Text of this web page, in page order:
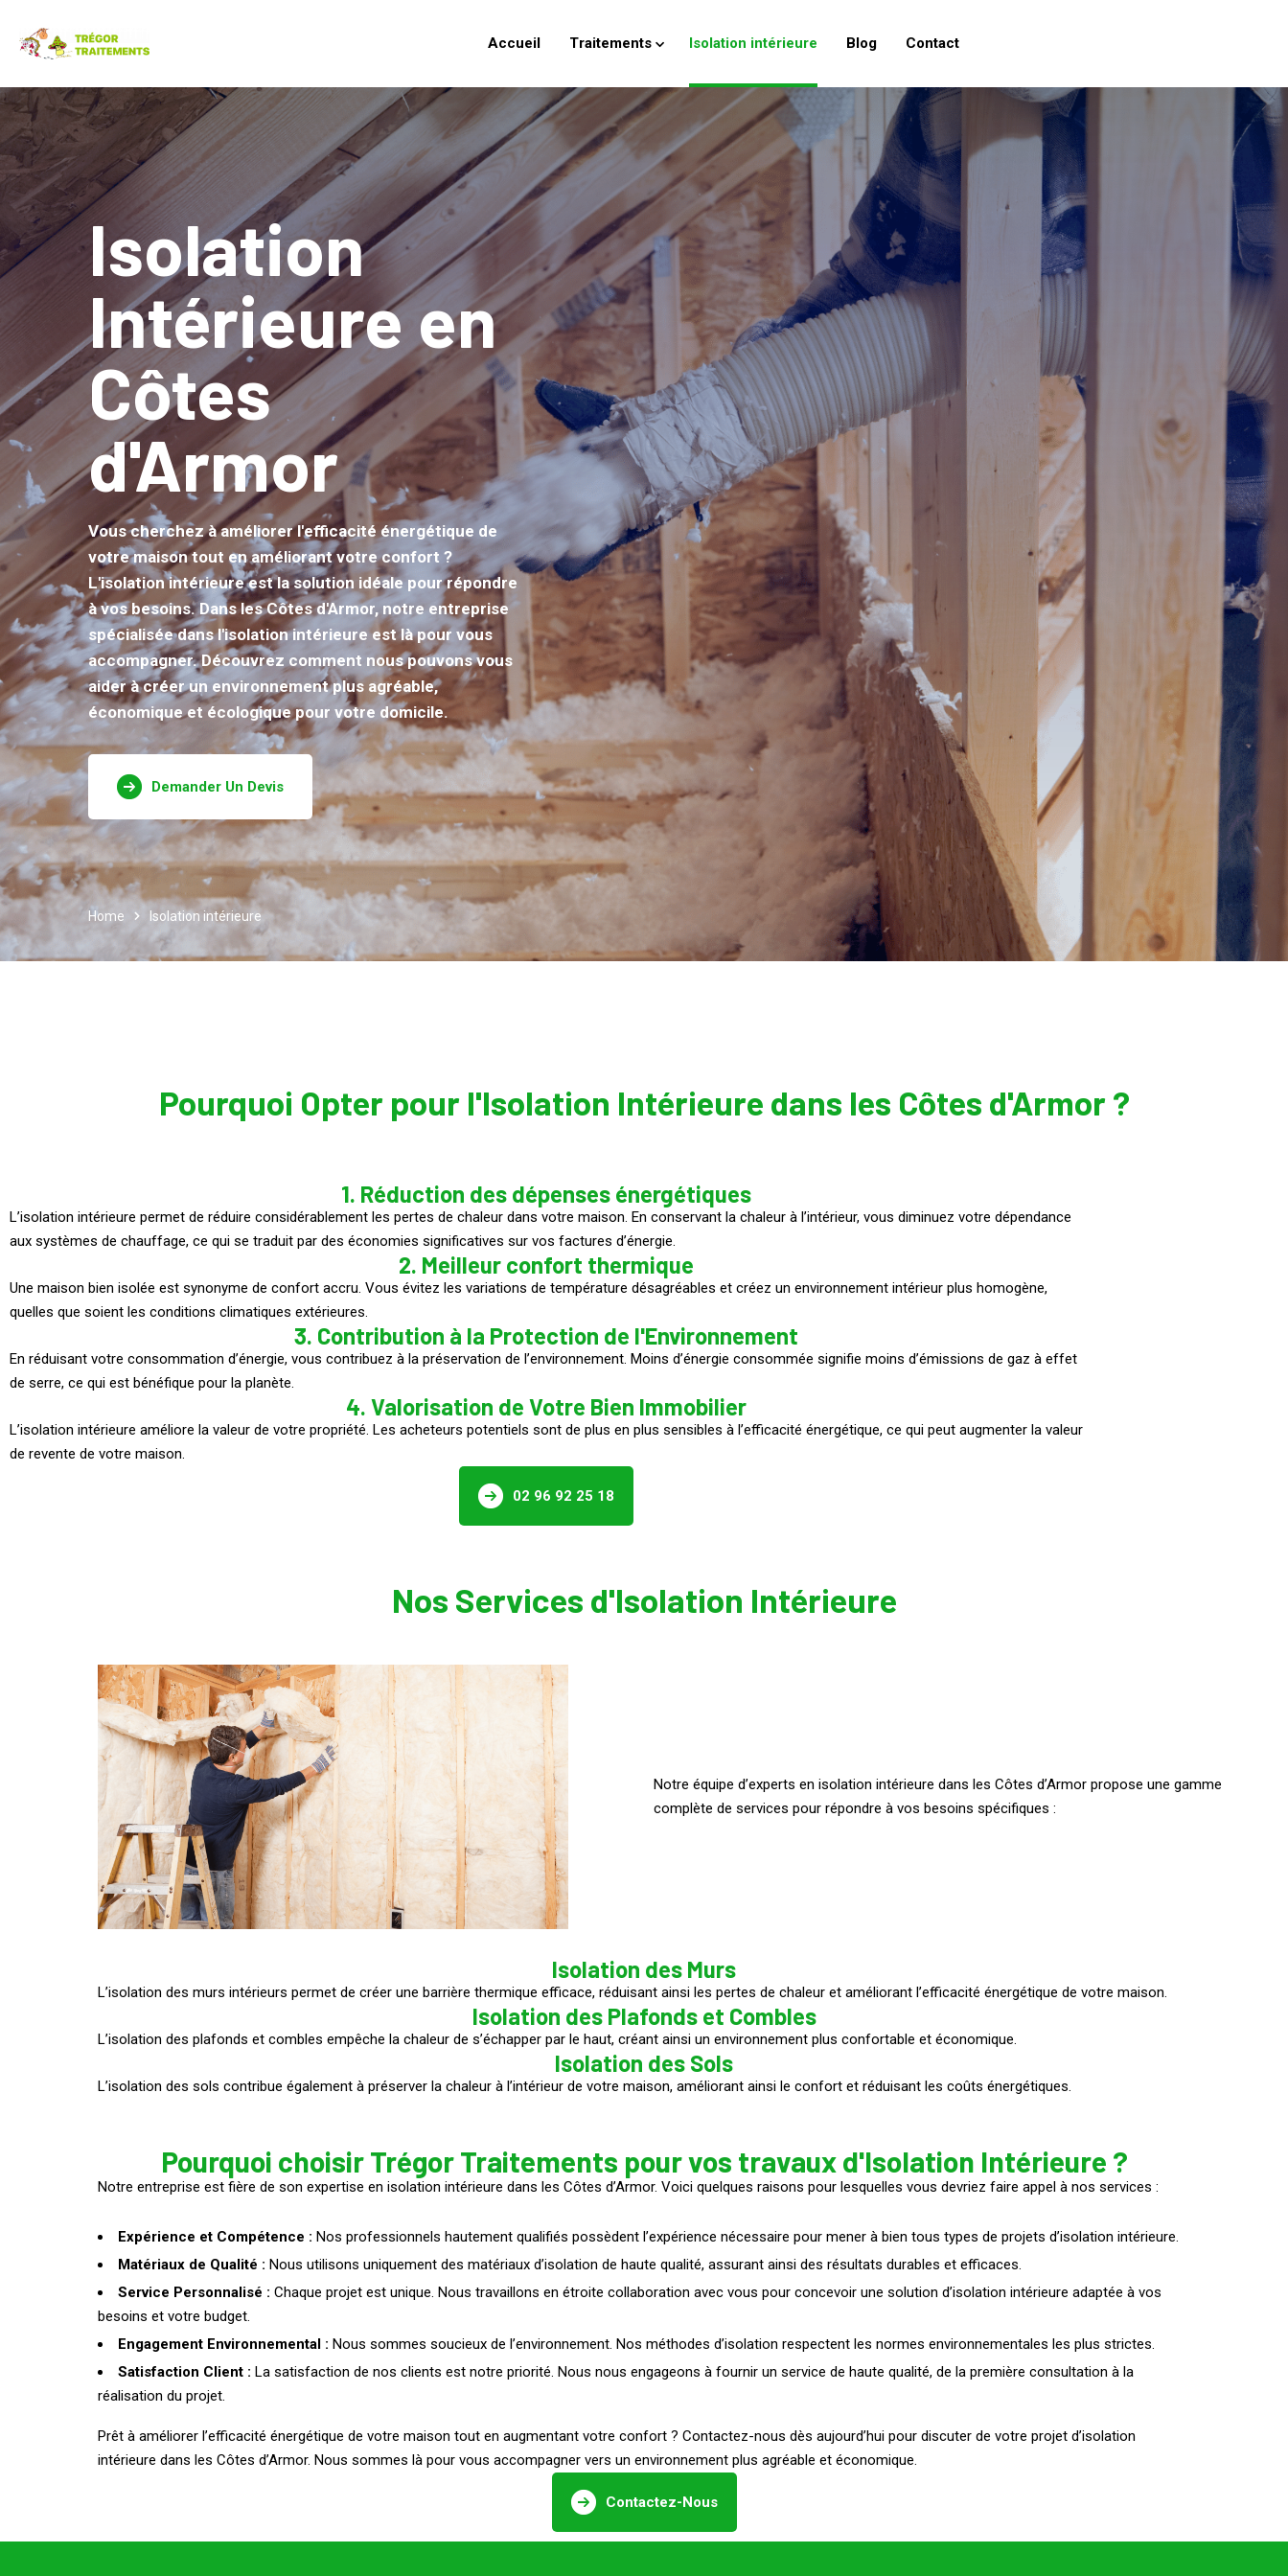
Accueil Traitements Isolation intérieure Blog Contact
Isolation
Intérieure en
Côtes
d'Armor
Vous cherchez à améliorer l'efficacité énergétique de
votre maison tout en améliorant votre confort ?
L'isolation intérieure est la solution idéale pour répondre
à vos besoins. Dans les Côtes d'Armor, notre entreprise
spécialisée dans l'isolation intérieure est là pour vous
accompagner. Découvrez comment nous pouvons vous
aider à créer un environnement plus agréable,
économique et écologique pour votre domicile.
Demander Un Devis
Home Isolation intérieure
Pourquoi Opter pour l'Isolation Intérieure dans les Côtes d'Armor ?
1. Réduction des dépenses énergétiques
L’isolation intérieure permet de réduire considérablement les pertes de chaleur dans votre maison. En conservant la chaleur à l’intérieur, vous diminuez votre dépendance
aux systèmes de chauffage, ce qui se traduit par des économies significatives sur vos factures d’énergie.
2. Meilleur confort thermique
Une maison bien isolée est synonyme de confort accru. Vous évitez les variations de température désagréables et créez un environnement intérieur plus homogène,
quelles que soient les conditions climatiques extérieures.
3. Contribution à la Protection de l'Environnement
En réduisant votre consommation d’énergie, vous contribuez à la préservation de l’environnement. Moins d’énergie consommée signifie moins d’émissions de gaz à effet
de serre, ce qui est bénéfique pour la planète.
4. Valorisation de Votre Bien Immobilier
L’isolation intérieure améliore la valeur de votre propriété. Les acheteurs potentiels sont de plus en plus sensibles à l’efficacité énergétique, ce qui peut augmenter la valeur
de revente de votre maison.
02 96 92 25 18
Nos Services d'Isolation Intérieure
Notre équipe d’experts en isolation intérieure dans les Côtes d’Armor propose une gamme
complète de services pour répondre à vos besoins spécifiques :
Isolation des Murs
L’isolation des murs intérieurs permet de créer une barrière thermique efficace, réduisant ainsi les pertes de chaleur et améliorant l’efficacité énergétique de votre maison.
Isolation des Plafonds et Combles
L’isolation des plafonds et combles empêche la chaleur de s’échapper par le haut, créant ainsi un environnement plus confortable et économique.
Isolation des Sols
L’isolation des sols contribue également à préserver la chaleur à l’intérieur de votre maison, améliorant ainsi le confort et réduisant les coûts énergétiques.
Pourquoi choisir Trégor Traitements pour vos travaux d'Isolation Intérieure ?
Notre entreprise est fière de son expertise en isolation intérieure dans les Côtes d’Armor. Voici quelques raisons pour lesquelles vous devriez faire appel à nos services :
Expérience et Compétence : Nos professionnels hautement qualifiés possèdent l’expérience nécessaire pour mener à bien tous types de projets d’isolation intérieure.
Matériaux de Qualité : Nous utilisons uniquement des matériaux d’isolation de haute qualité, assurant ainsi des résultats durables et efficaces.
Service Personnalisé : Chaque projet est unique. Nous travaillons en étroite collaboration avec vous pour concevoir une solution d’isolation intérieure adaptée à vos
besoins et votre budget.
Engagement Environnemental : Nous sommes soucieux de l’environnement. Nos méthodes d’isolation respectent les normes environnementales les plus strictes.
Satisfaction Client : La satisfaction de nos clients est notre priorité. Nous nous engageons à fournir un service de haute qualité, de la première consultation à la
réalisation du projet.
Prêt à améliorer l’efficacité énergétique de votre maison tout en augmentant votre confort ? Contactez-nous dès aujourd’hui pour discuter de votre projet d’isolation
intérieure dans les Côtes d’Armor. Nous sommes là pour vous accompagner vers un environnement plus agréable et économique.
Contactez-Nous